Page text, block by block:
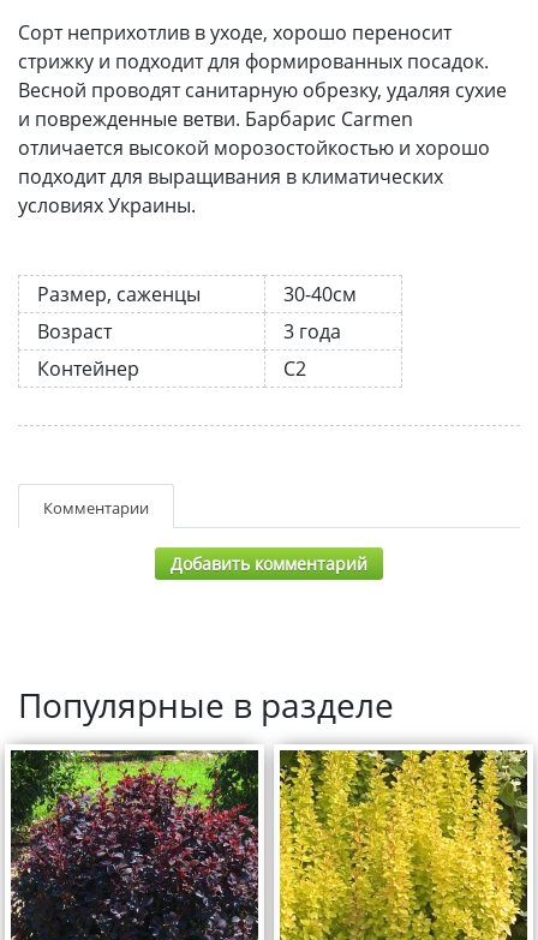
Сорт неприхотлив в уходе, хорошо переносит
стрижку и подходит для формированных посадок.
Весной проводят санитарную обрезку, удаляя сухие
и поврежденные ветви. Барбарис Carmen
отличается высокой морозостойкостью и хорошо
подходит для выращивания в климатических
условиях Украины.
Размер, саженцы
30-40см
Возраст
3 года
Контейнер
С2
Комментарии
Добавить комментарий
Популярные в разделе